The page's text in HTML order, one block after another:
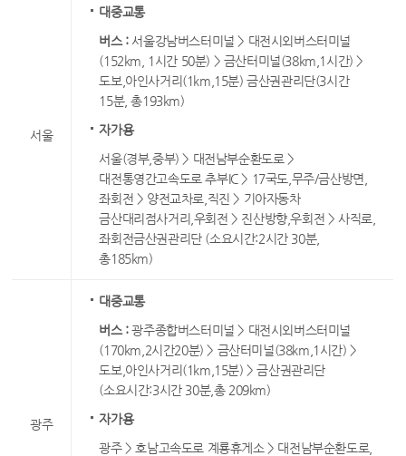
서울
대중교통
버스 : 서울강남버스터미널 > 대전시외버스터미널
(152km, 1시간 50분) > 금산터미널(38km,1시간) >
도보,아인사거리(1km,15분) 금산권관리단(3시간
15분, 총193km)
자가용
서울(경부,중부) > 대전남부순환도로 >
대전통영간고속도로 추부IC > 17국도,무주/금산방면,
좌회전 > 양전교차로,직진 > 기아자동차
금산대리점사거리,우회전 > 진산방향,우회전 > 사직로,
좌회전금산권관리단 (소요시간:2시간 30분,
총185km)
광주
대중교통
버스 :광주종합버스터미널 > 대전시외버스터미널
(170km,2시간20분) > 금산터미널(38km,1시간) >
도보,아인사거리(1km,15분) > 금산권관리단
(소요시간:3시간 30분,총 209km)
자가용
광주 > 호남고속도로 계룡휴게소 > 대전남부순환도로,